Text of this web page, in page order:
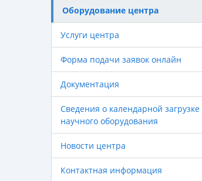
Оборудование центра
Услуги центра
Форма подачи заявок онлайн
Документация
Сведения о календарной загрузке
научного оборудования
Новости центра
Контактная информация